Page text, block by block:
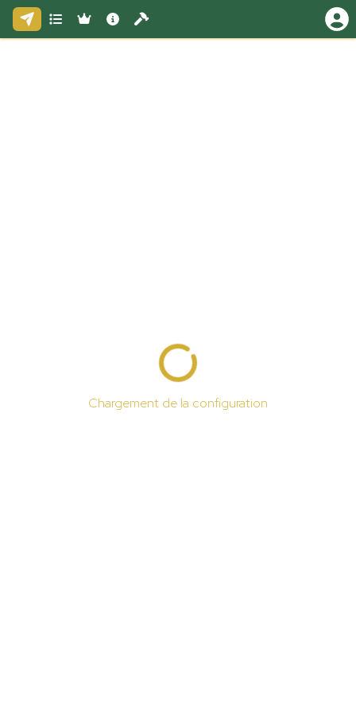
Chargement de la configuration